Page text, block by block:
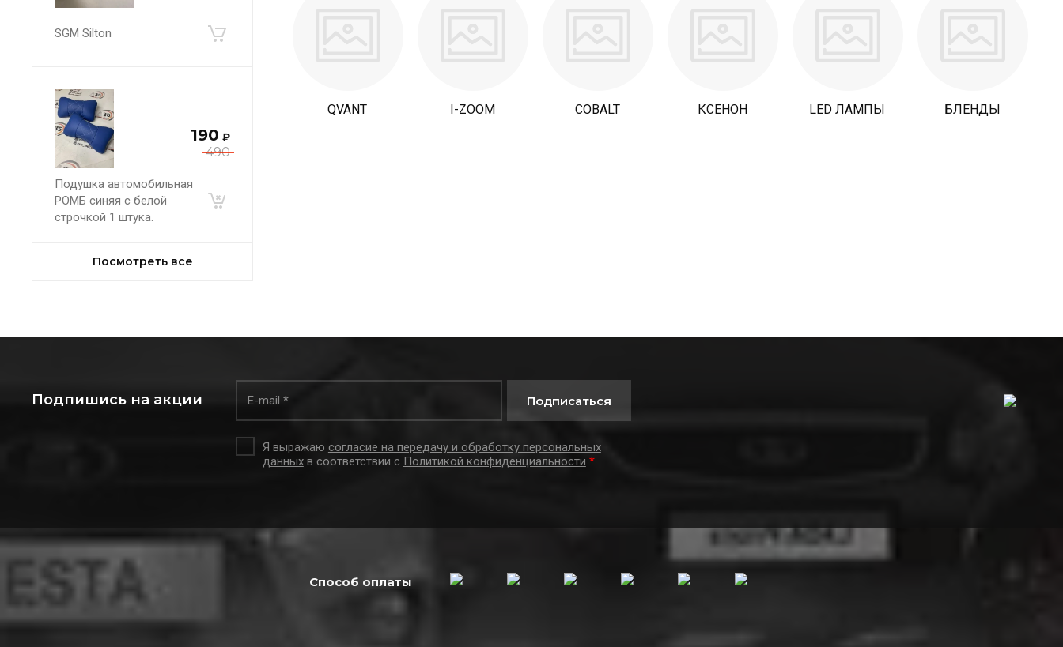
SGM Silton
490
190 ₽
Подушка автомобильная
РОМБ синяя с белой
строчкой 1 штука.
Посмотреть все
QVANT I-ZOOM COBALT КСЕНОН LED ЛАМПЫ БЛЕНДЫ
Подпишись на акции
Я выражаю согласие на передачу и обработку персональных
данныхв соответствии с Политикой конфиденциальности *
Подписаться
Способ оплаты